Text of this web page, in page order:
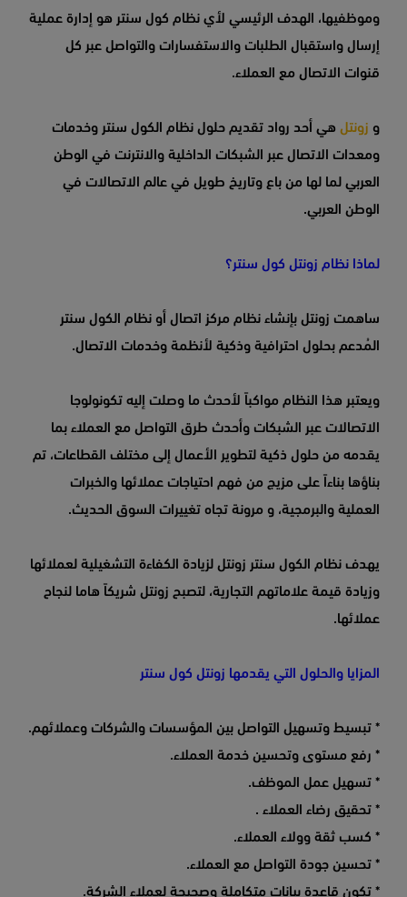
وموظفيها، الهدف الرئيسي لأي نظام كول سنتر هو إدارة عملية
إرسال واستقبال الطلبات والاستفسارات والتواصل عبر كل
قنوات الاتصال مع العملاء.
و زونتل هي أحد رواد تقديم حلول نظام الكول سنتر وخدمات
ومعدات الاتصال عبر الشبكات الداخلية والانترنت في الوطن
العربي لما لها من باع وتاريخ طويل في عالم الاتصالات في
الوطن العربي.
لماذا نظام زونتل كول سنتر؟
ساهمت زونتل بإنشاء نظام مركز اتصال أو نظام الكول سنتر
المُدعم بحلول احترافية وذكية لأنظمة وخدمات الاتصال.
ويعتبر هذا النظام مواكباً لأحدث ما وصلت إليه تكونولوجا
الاتصالات عبر الشبكات وأحدث طرق التواصل مع العملاء بما
يقدمه من حلول ذكية لتطوير الأعمال إلى مختلف القطاعات، تم
بناؤها بناءاً على مزيج من فهم احتياجات عملائها والخبرات
العملية والبرمجية، و مرونة تجاه تغييرات السوق الحديث.
يهدف نظام الكول سنتر زونتل لزيادة الكفاءة التشغيلية لعملائها
وزيادة قيمة علاماتهم التجارية، لتصبح زونتل شريكاً هاما لنجاح
عملائها.
المزايا والحلول التي يقدمها زونتل كول سنتر
* تبسيط وتسهيل التواصل بين المؤسسات والشركات وعملائهم.
* رفع مستوى وتحسين خدمة العملاء.
* تسهيل عمل الموظف.
* تحقيق رضاء العملاء .
* كسب ثقة وولاء العملاء.
* تحسين جودة التواصل مع العملاء.
* تكون قاعدة بيانات متكاملة وصحيحة لعملاء الشركة.